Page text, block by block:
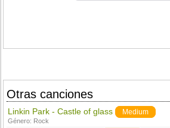
Otras canciones
Linkin Park - Castle of glass Medium
Género: Rock